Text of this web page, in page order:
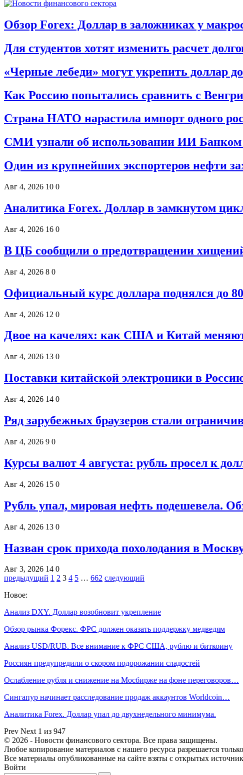
Обзор Forex: Доллар в заложниках у
Для студентов хотят изменить расчет
«Черные лебеди» могут укрепить доллар
Как Россию попытались сравнить с
Страна НАТО нарастила импорт одного
СМИ узнали об использовании ИИ Банком
Один из крупнейших экспортеров нефти
Авг 4, 2026 10 0
Аналитика Forex. Доллар в замкнутом
Авг 4, 2026 16 0
В ЦБ сообщили о предотвращении хищений
Авг 4, 2026 8 0
Официальный курс доллара поднялся до
Авг 4, 2026 12 0
Двое на качелях: как США и Китай
Авг 4, 2026 13 0
Поставки китайской электроники в
Авг 4, 2026 14 0
Ряд зарубежных браузеров стали
Авг 4, 2026 9 0
Курсы валют 4 августа: рубль просел к
Авг 4, 2026 15 0
Рубль упал, мировая нефть подешевела.
Авг 4, 2026 13 0
Назван срок прихода похолодания в
Авг 3, 2026 14 0
предыдущий 1 2 3 4 5 … 662 следующий
Новое:
Анализ DXY. Доллар возобновит укрепление
Обзор рынка Форекс. ФРС должен оказать поддержку медведям
Анализ USD/RUB. Все внимание к ФРС США, рублю и биткоину
Россиян предупредили о скором подорожании сладостей
Ослабление рубля и снижение на Мосбирже на фоне переговоров…
Сингапур начинает расследование продаж аккаунтов Worldcoin…
Аналитика Forex. Доллар упал до двухнедельного минимума.
Prev Next 1 из 947
© 2026 - Новости финансового сектора. Все права защищены.
Любое копирование материалов с нашего ресурса разрешается
Все материалы опубликованные на сайте взяты с открытых
Войти